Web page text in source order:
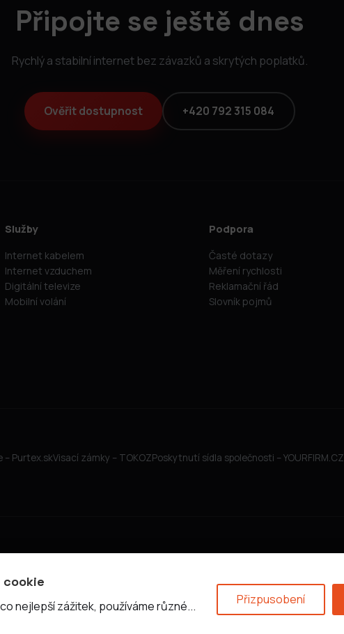
Připojte se ještě dnes
Rychlý a stabilní internet bez závazků a skrytých poplatků.
Ověřit dostupnost +420 792 315 084
Služby
Internet kabelem
Internet vzduchem
Digitální televize
Mobilní volání
Podpora
Časté dotazy
Měření rychlosti
Reklamační řád
Slovník pojmů
– Purtex.skVisací zámky – TOKOZPoskytnutí sídla společnosti – YOURFIRM.CZ
cookie
nejlepší zážitek, používáme různé... Přizpusobení